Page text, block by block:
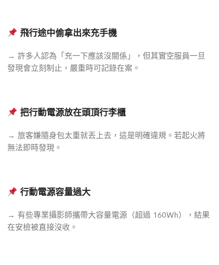
飛行途中偷拿出來充手機
→ 許多人認為「充一下應該沒關係」，但其實空服員一旦
發現會立刻制止，嚴重時可記錄在案。
把行動電源放在頭頂行李櫃
→ 旅客嫌隨身包太重就丟上去，這是明確違規。若起火將
無法即時發現。
行動電源容量過大
→ 有些專業攝影師攜帶大容量電源（超過 160Wh），結果
在安檢被直接沒收。